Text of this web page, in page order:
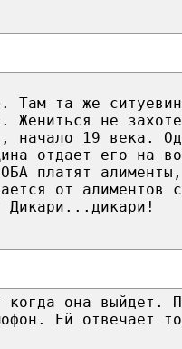
Там та же
Жениться не
начало 19 века.
отдает его на
платят
от алиментов
Дикари...дикари!
она выйдет.
Ей отвечает